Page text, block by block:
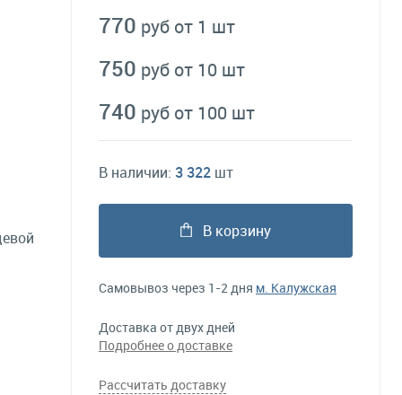
770 руб от 1 шт
750 руб от 10 шт
740 руб от 100 шт
В наличии: 3 322 шт
В корзину
Самовывоз через 1-2 дня м. Калужская
Доставка от двух дней
Подробнее о доставке
Рассчитать доставку